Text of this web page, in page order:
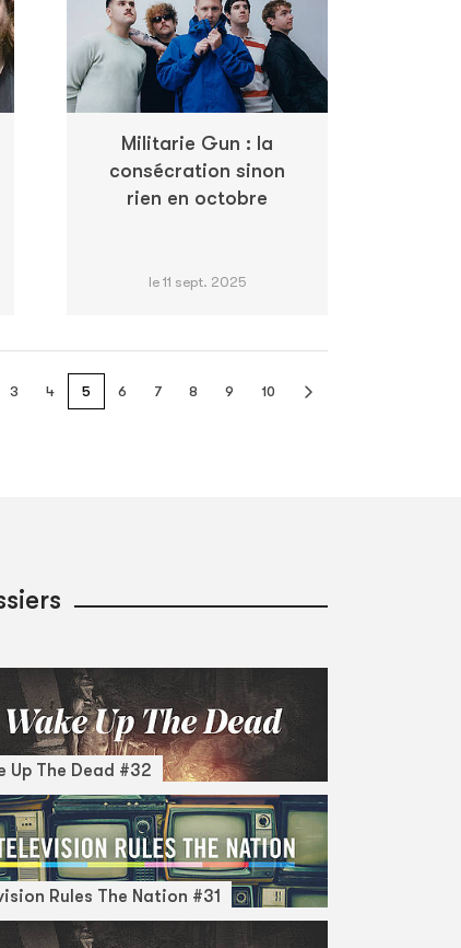
Militarie Gun : la
consécration sinon
rien en octobre
le 11 sept. 2025
3 4 5 6 7 8 9 10
Up The Dead #32
Rules The Nation #31